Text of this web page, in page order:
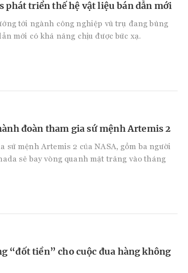
phát triển thế hệ vật liệu bán dẫn mới
tới ngành công nghiệp vũ trụ đang bùng
mới có khả năng chịu được bức xạ.
đoàn tham gia sứ mệnh Artemis 2
sứ mệnh Artemis 2 của NASA, gồm ba người
sẽ bay vòng quanh mặt trăng vào tháng
“đốt tiền” cho cuộc đua hàng không